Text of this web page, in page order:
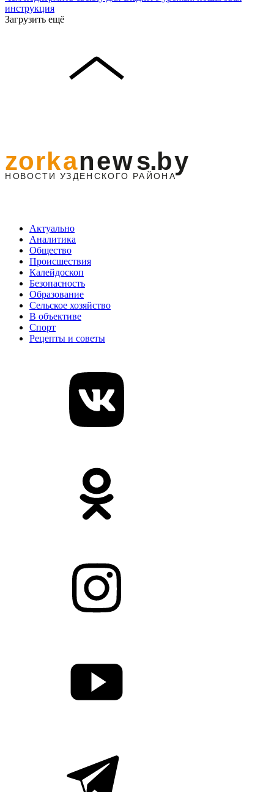
инструкция
Загрузить ещё
Актуально
Аналитика
Общество
Происшествия
Калейдоскоп
Безопасность
Образование
Сельское хозяйство
В объективе
Спорт
Рецепты и советы